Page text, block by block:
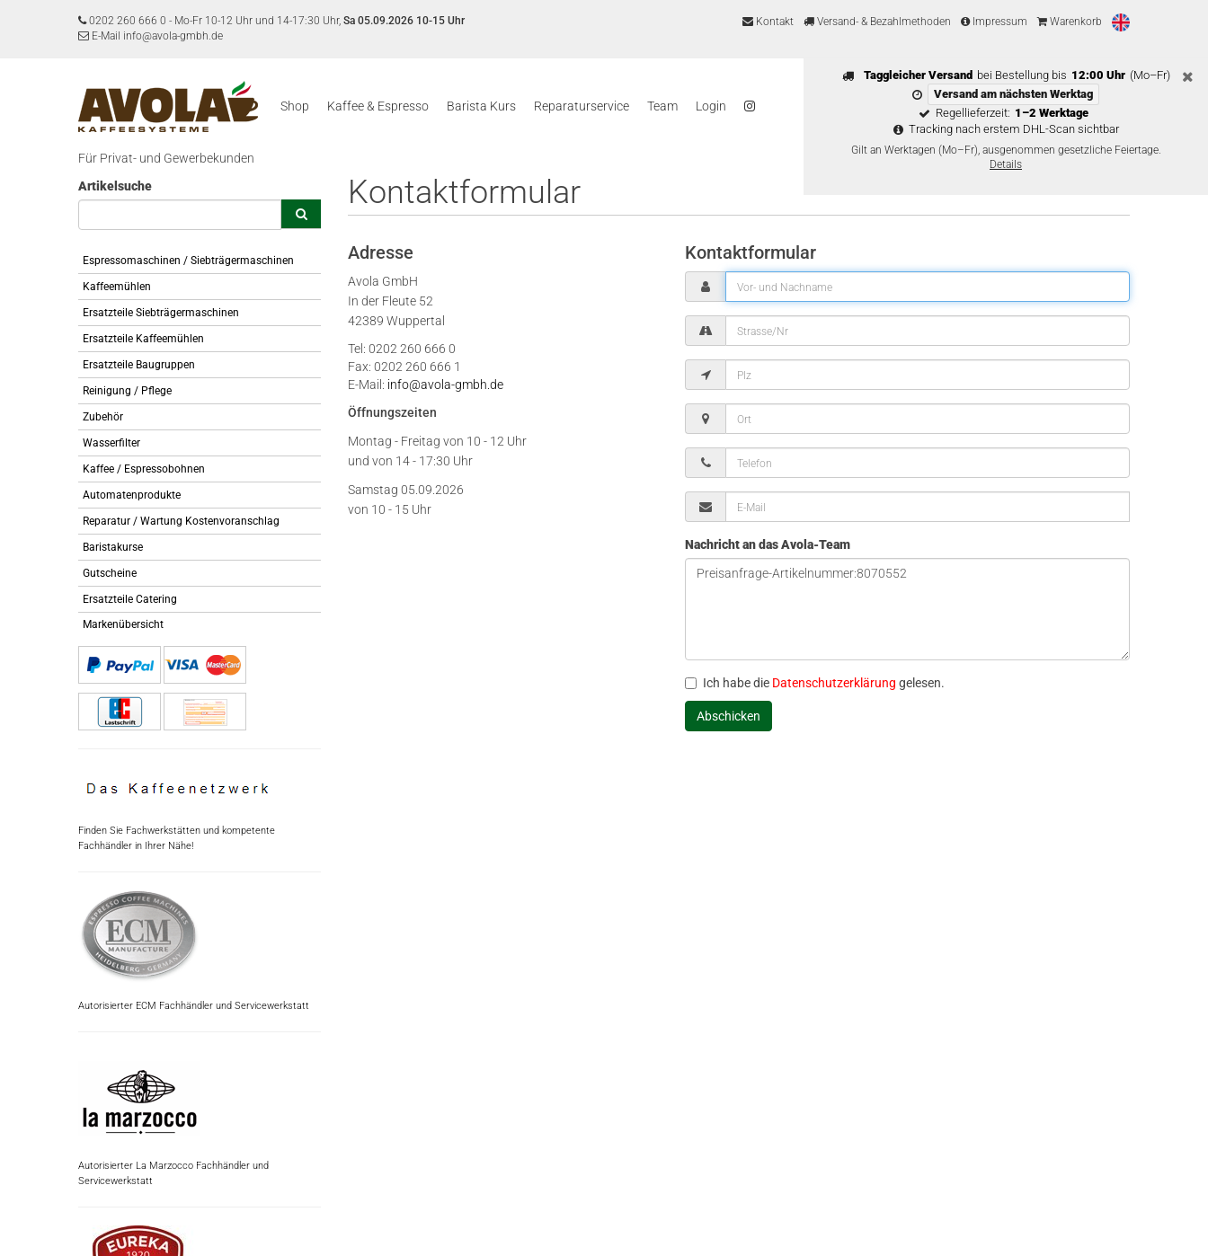
0202 260 666 0 - Mo-Fr 10-12 Uhr und 14-17:30 Uhr, Sa 05.09.2026 10-15 Uhr
E-Mail info@avola-gmbh.de
Kontakt Versand- & Bezahlmethoden Impressum Warenkorb
Taggleicher Versand bei Bestellung bis 12:00 Uhr (Mo–Fr)
Versand am nächsten Werktag
Regellieferzeit: 1–2 Werktage
Tracking nach erstem DHL-Scan sichtbar
Gilt an Werktagen (Mo–Fr), ausgenommen gesetzliche Feiertage.
Details
Shop Kaffee & Espresso Barista Kurs Reparaturservice Team Login
Für Privat- und Gewerbekunden
Artikelsuche
Espressomaschinen / Siebträgermaschinen
Kaffeemühlen
Ersatzteile Siebträgermaschinen
Ersatzteile Kaffeemühlen
Ersatzteile Baugruppen
Reinigung / Pflege
Zubehör
Wasserfilter
Kaffee / Espressobohnen
Automatenprodukte
Reparatur / Wartung Kostenvoranschlag
Baristakurse
Gutscheine
Ersatzteile Catering
Markenübersicht
Finden Sie Fachwerkstätten und kompetente
Fachhändler in Ihrer Nähe!
Autorisierter ECM Fachhändler und Servicewerkstatt
Autorisierter La Marzocco Fachhändler und
Servicewerkstatt
Kontaktformular
Adresse
Avola GmbH
In der Fleute 52
42389 Wuppertal
Tel: 0202 260 666 0
Fax: 0202 260 666 1
E-Mail: info@avola-gmbh.de
Öffnungszeiten
Montag - Freitag von 10 - 12 Uhr
und von 14 - 17:30 Uhr
Samstag 05.09.2026
von 10 - 15 Uhr
Kontaktformular
Nachricht an das Avola-Team
Ich habe die Datenschutzerklärung gelesen.